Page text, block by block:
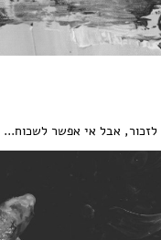
אבל אי אפשר לשכוח...